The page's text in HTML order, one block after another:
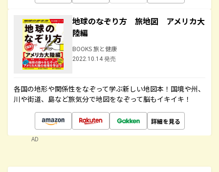
地球のなぞり方 旅地図 アメリカ大
陸編
BOOKS 旅と健康
2022.10.14 発売
各国の地形や関係性をなぞって学ぶ新しい地図本！国境や州、
川や街道、島など旅気分で地図をなぞって脳もイキイキ！
詳細を見る
AD